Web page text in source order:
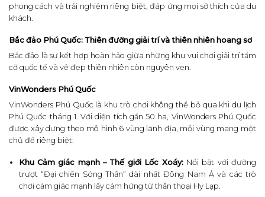
phong cách và trải nghiệm riêng biệt, đáp ứng mọi sở thích của du
khách.
Bắc đảo Phú Quốc: Thiên đường giải trí và thiên nhiên hoang sơ
Bắc đảo là sự kết hợp hoàn hảo giữa những khu vui chơi giải trí tầm
cỡ quốc tế và vẻ đẹp thiên nhiên còn nguyên vẹn.
VinWonders Phú Quốc
VinWonders Phú Quốc là khu trò chơi không thể bỏ qua khi du lịch
Phú Quốc tháng 1. Với diện tích gần 50 ha, VinWonders Phú Quốc
được xây dựng theo mô hình 6 vùng lãnh địa, mỗi vùng mang một
chủ đề riêng biệt:
Khu Cảm giác mạnh – Thế giới Lốc Xoáy:Nổi bật với đường
trượt “Đại chiến Sóng Thần” dài nhất Đông Nam Á và các trò
chơi cảm giác mạnh lấy cảm hứng từ thần thoại Hy Lạp.